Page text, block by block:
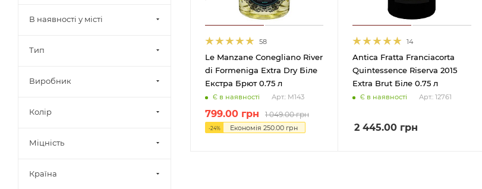
58
Le Manzane Conegliano River
di Formeniga Extra Dry Біле
Екстра Брют 0.75 л
Є в наявності Арт.: М143
799.00 грн 1 049.00грн
-24% Економія 250.00 грн
14
Antica Fratta Franciacorta
Quintessence Riserva 2015
Extra Brut Біле 0.75 л
Є в наявності Арт.: 12761
2 445.00 грн
В наявності у місті
Тип
Виробник
Колір
Міцність
Країна